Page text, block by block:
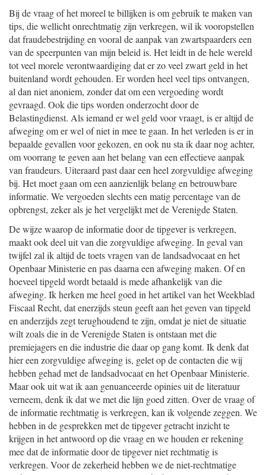
Bij de vraag of het moreel te billijken is om gebruik te maken van
tips, die wellicht onrechtmatig zijn verkregen, wil ik vooropstellen
dat fraudebestrijding en vooral de aanpak van zwartspaarders een
van de speerpunten van mijn beleid is. Het leidt in de hele wereld
tot veel morele verontwaardiging dat er zo veel zwart geld in het
buitenland wordt gehouden. Er worden heel veel tips ontvangen,
al dan niet anoniem, zonder dat om een vergoeding wordt
gevraagd. Ook die tips worden onderzocht door de
Belastingdienst. Als iemand er wel geld voor vraagt, is er altijd de
afweging om er wel of niet in mee te gaan. In het verleden is er in
bepaalde gevallen voor gekozen, en ook nu sta ik daar nog achter,
om voorrang te geven aan het belang van een effectieve aanpak
van fraudeurs. Uiteraard past daar een heel zorgvuldige afweging
bij. Het moet gaan om een aanzienlijk belang en betrouwbare
informatie. We vergoeden slechts een matig percentage van de
opbrengst, zeker als je het vergelijkt met de Verenigde Staten.
De wijze waarop de informatie door de tipgever is verkregen,
maakt ook deel uit van die zorgvuldige afweging. In geval van
twijfel zal ik altijd de toets vragen van de landsadvocaat en het
Openbaar Ministerie en pas daarna een afweging maken. Of en
hoeveel tipgeld wordt betaald is mede afhankelijk van die
afweging. Ik herken me heel goed in het artikel van het Weekblad
Fiscaal Recht, dat enerzijds steun geeft aan het geven van tipgeld
en anderzijds zegt terughoudend te zijn, omdat je niet de situatie
wilt zoals die in de Verenigde Staten is ontstaan met die
premiejagers en die industrie die daar op gang komt. Ik denk dat
hier een zorgvuldige afweging is, gelet op de contacten die wij
hebben gehad met de landsadvocaat en het Openbaar Ministerie.
Maar ook uit wat ik aan genuanceerde opinies uit de literatuur
verneem, denk ik dat we met die lijn goed zitten. Over de vraag of
de informatie rechtmatig is verkregen, kan ik volgende zeggen. We
hebben in de gesprekken met de tipgever getracht inzicht te
krijgen in het antwoord op die vraag en we houden er rekening
mee dat de informatie door de tipgever niet rechtmatig is
verkregen. Voor de zekerheid hebben we de niet-rechtmatige